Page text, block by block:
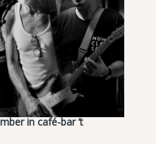
in café-bar ’t